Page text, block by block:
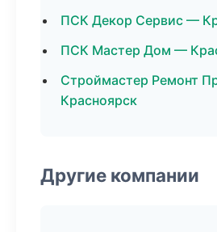
ПСК Декор Сервис —
ПСК Мастер Дом —
Строймастер Ремонт
Красноярск
Другие компании